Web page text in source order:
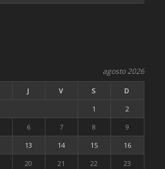
agosto 2026
J V S
D
1
2
6 7 8
9
13 14 15
16
20 21 22
23